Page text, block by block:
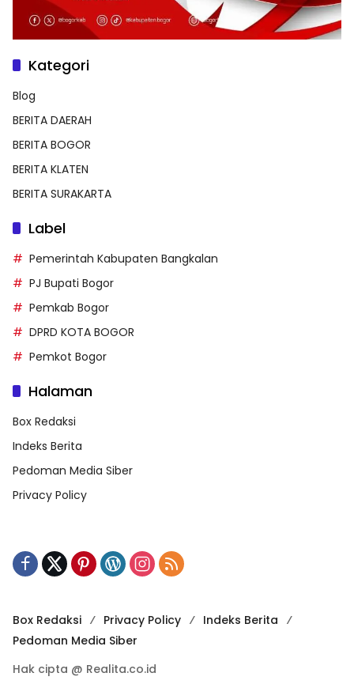
Kategori
Blog
BERITA DAERAH
BERITA BOGOR
BERITA KLATEN
BERITA SURAKARTA
Label
Pemerintah Kabupaten Bangkalan
PJ Bupati Bogor
Pemkab Bogor
DPRD KOTA BOGOR
Pemkot Bogor
Halaman
Box Redaksi
Indeks Berita
Pedoman Media Siber
Privacy Policy
Box Redaksi Privacy Policy
Indeks Berita
Pedoman Media Siber
Hak cipta @ Realita.co.id